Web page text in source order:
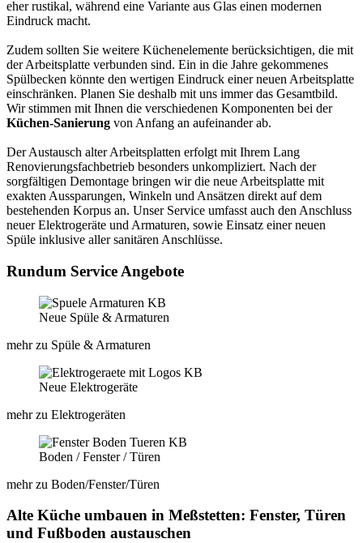
eher rustikal, während eine Variante aus Glas einen modernen
Eindruck macht.
Zudem sollten Sie weitere Küchenelemente berücksichtigen, die mit
der Arbeitsplatte verbunden sind. Ein in die Jahre gekommenes
Spülbecken könnte den wertigen Eindruck einer neuen Arbeitsplatte
einschränken. Planen Sie deshalb mit uns immer das Gesamtbild.
Wir stimmen mit Ihnen die verschiedenen Komponenten bei der
Küchen-Sanierung von Anfang an aufeinander ab.
Der Austausch alter Arbeitsplatten erfolgt mit Ihrem Lang
Renovierungsfachbetrieb besonders unkompliziert. Nach der
sorgfältigen Demontage bringen wir die neue Arbeitsplatte mit
exakten Aussparungen, Winkeln und Ansätzen direkt auf dem
bestehenden Korpus an. Unser Service umfasst auch den Anschluss
neuer Elektrogeräte und Armaturen, sowie Einsatz einer neuen
Spüle inklusive aller sanitären Anschlüsse.
Rundum Service Angebote
Neue Spüle & Armaturen
mehr zu Spüle & Armaturen
Neue Elektrogeräte
mehr zu Elektrogeräten
Boden / Fenster / Türen​
mehr zu Boden/Fenster/Türen​
Alte Küche umbauen in Meßstetten: Fenster, Türen
und Fußboden austauschen